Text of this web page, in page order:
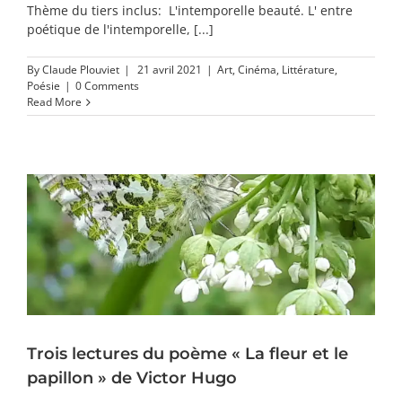
Thème du tiers inclus: L'intemporelle beauté. L' entre
poétique de l'intemporelle, [...]
ByClaude Plouviet | 21 avril 2021 | Art, Cinéma, Littérature,
Poésie | 0 Comments
Read More
Trois lectures du poème « La fleur et le
papillon » de Victor Hugo